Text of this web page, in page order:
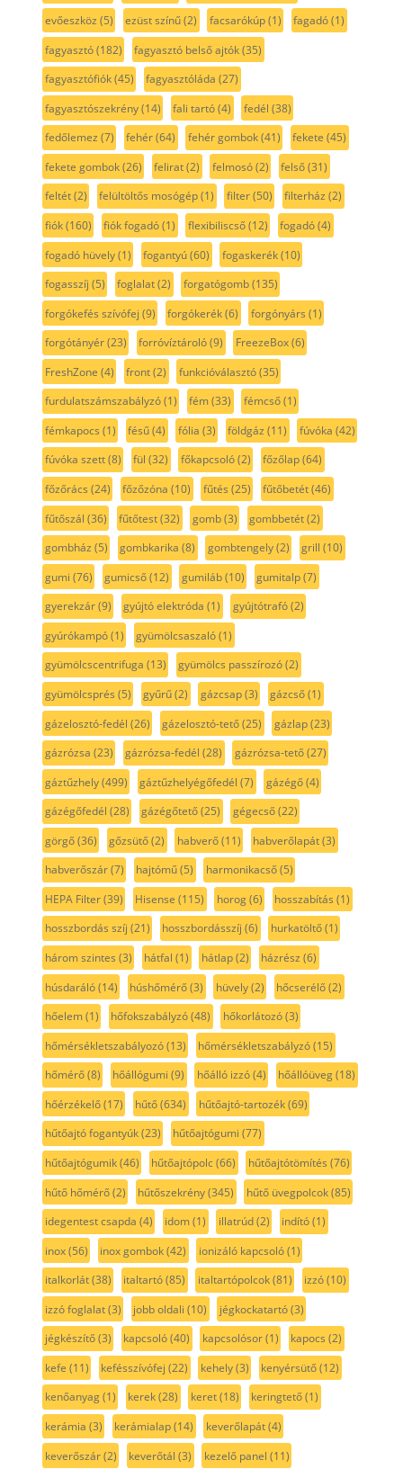
evőeszköz (5) ezüst színű(2) facsarókúp(1) fagadó(1)
fagyasztó(182) fagyasztó belső ajtók(35)
fagyasztófiók(45) fagyasztóláda (27)
fagyasztószekrény(14) fali tartó(4) fedél (38)
fedőlemez (7) fehér(64) fehér gombok(41) fekete (45)
fekete gombok(26) felirat(2) felmosó(2) felső(31)
feltét(2) felültöltős mosógép(1) filter(50) filterház (2)
fiók(160) fiók fogadó(1) flexibiliscső(12) fogadó(4)
fogadó hüvely(1) fogantyú(60) fogaskerék(10)
fogasszíj (5) foglalat(2) forgatógomb(135)
forgókefés szívófej (9) forgókerék(6) forgónyárs (1)
forgótányér(23) forróvíztároló(9) FreezeBox(6)
FreshZone (4) front(2) funkcióválasztó(35)
furdulatszámszabályzó(1) fém(33) fémcső(1)
fémkapocs (1) fésű(4) fólia (3) földgáz (11) fúvóka (42)
fúvóka szett(8) fül (32) főkapcsoló(2) főzőlap(64)
főzőrács (24) főzőzóna (10) fűtés (25) fűtőbetét(46)
fűtőszál (36) fűtőtest(32) gomb(3) gombbetét(2)
gombház (5) gombkarika (8) gombtengely(2) grill (10)
gumi (76) gumicső(12) gumiláb(10) gumitalp(7)
gyerekzár(9) gyújtó elektróda (1) gyújtótrafó(2)
gyúrókampó(1) gyümölcsaszaló(1)
gyümölcscentrifuga (13) gyümölcs passzírozó(2)
gyümölcsprés (5) gyűrű(2) gázcsap(3) gázcső(1)
gázelosztó-fedél (26) gázelosztó-tető(25) gázlap(23)
gázrózsa (23) gázrózsa-fedél (28) gázrózsa-tető(27)
gáztűzhely(499) gáztűzhelyégőfedél (7) gázégő(4)
gázégőfedél (28) gázégőtető(25) gégecső(22)
görgő(36) gőzsütő(2) habverő(11) habverőlapát(3)
habverőszár(7) hajtómű(5) harmonikacső(5)
HEPA Filter(39) Hisense (115) horog(6) hosszabítás (1)
hosszbordás szíj (21) hosszbordásszíj (6) hurkatöltő(1)
három szintes (3) hátfal (1) hátlap(2) házrész (6)
húsdaráló(14) húshőmérő(3) hüvely(2) hőcserélő(2)
hőelem(1) hőfokszabályzó(48) hőkorlátozó(3)
hőmérsékletszabályozó(13) hőmérsékletszabályzó(15)
hőmérő(8) hőállógumi (9) hőálló izzó(4) hőállóüveg(18)
hőérzékelő(17) hűtő(634) hűtőajtó-tartozék(69)
hűtőajtó fogantyúk(23) hűtőajtógumi (77)
hűtőajtógumik(46) hűtőajtópolc(66) hűtőajtótömítés (76)
hűtő hőmérő(2) hűtőszekrény(345) hűtő üvegpolcok(85)
idegentest csapda (4) idom(1) illatrúd(2) indító(1)
inox(56) inox gombok(42) ionizáló kapcsoló(1)
italkorlát(38) italtartó(85) italtartópolcok(81) izzó(10)
izzó foglalat(3) jobb oldali (10) jégkockatartó(3)
jégkészítő(3) kapcsoló(40) kapcsolósor(1) kapocs (2)
kefe (11) kefésszívófej (22) kehely(3) kenyérsütő(12)
kenőanyag(1) kerek(28) keret(18) keringtető(1)
kerámia (3) kerámialap(14) keverőlapát(4)
keverőszár(2) keverőtál (3) kezelő panel (11)